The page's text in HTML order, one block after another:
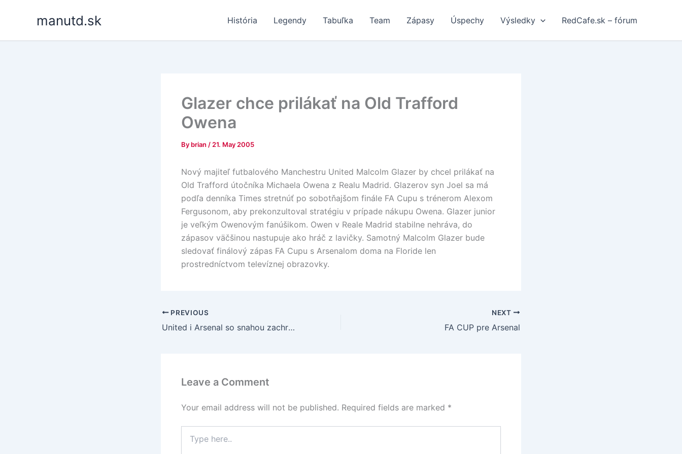
manutd.sk História Legendy Tabuľka Team Zápasy Úspechy Výsledky RedCafe.sk – fórum
Glazer chce prilákať na Old Trafford
Owena
By brian / 21. May 2005
Nový majiteľ futbalového Manchestru United Malcolm Glazer by chcel prilákať na
Old Trafford útočníka Michaela Owena z Realu Madrid. Glazerov syn Joel sa má
podľa denníka Times stretnúť po sobotňajšom finále FA Cupu s trénerom Alexom
Fergusonom, aby prekonzultoval stratégiu v prípade nákupu Owena. Glazer junior
je veľkým Owenovým fanúšikom. Owen v Reale Madrid stabilne nehráva, do
zápasov väčšinou nastupuje ako hráč z lavičky. Samotný Malcolm Glazer bude
sledovať finálový zápas FA Cupu s Arsenalom doma na Floride len
prostredníctvom televíznej obrazovky.
PREVIOUS
United i Arsenal so snahou zachrániť sezónu ziskom FA Cup-u
NEXT
FA CUP pre Arsenal
Leave a Comment
Your email address will not be published. Required fields are marked *
here..